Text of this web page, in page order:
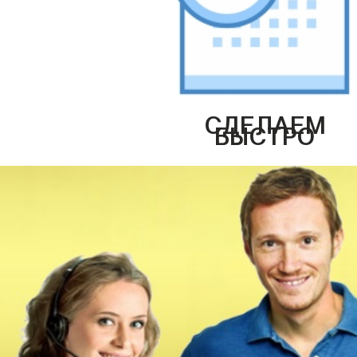
СДЕЛАЕМ
БЫСТРО